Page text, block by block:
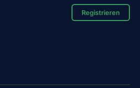
Registrieren